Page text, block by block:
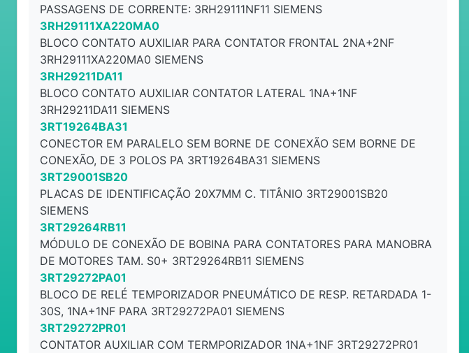
PASSAGENS DE CORRENTE: 3RH29111NF11 SIEMENS
3RH29111XA220MA0
BLOCO CONTATO AUXILIAR PARA CONTATOR FRONTAL 2NA+2NF
3RH29111XA220MA0 SIEMENS
3RH29211DA11
BLOCO CONTATO AUXILIAR CONTATOR LATERAL 1NA+1NF
3RH29211DA11 SIEMENS
3RT19264BA31
CONECTOR EM PARALELO SEM BORNE DE CONEXÃO SEM BORNE DE
CONEXÃO, DE 3 POLOS PA 3RT19264BA31 SIEMENS
3RT29001SB20
PLACAS DE IDENTIFICAÇÃO 20X7MM C. TITÂNIO 3RT29001SB20
SIEMENS
3RT29264RB11
MÓDULO DE CONEXÃO DE BOBINA PARA CONTATORES PARA MANOBRA
DE MOTORES TAM. S0+ 3RT29264RB11 SIEMENS
3RT29272PA01
BLOCO DE RELÉ TEMPORIZADOR PNEUMÁTICO DE RESP. RETARDADA 1-
30S, 1NA+1NF PARA 3RT29272PA01 SIEMENS
3RT29272PR01
CONTATOR AUXILIAR COM TERMPORIZADOR 1NA+1NF 3RT29272PR01